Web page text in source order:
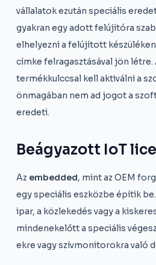
vállalatok ezután speciális
gyakran egy adott felújítóra
elhelyezni a felújított
címke felragasztásával jön létre.
termékkulccsal kell aktiválni a
önmagában nem ad jogot a
eredeti.
Beágyazott IoT
Az embedded, mint az OEM
egy speciális eszközbe építik
ipar, a közlekedés vagy a
mindenekelőtt a speciális
ekre vagy szívmonitorokra való